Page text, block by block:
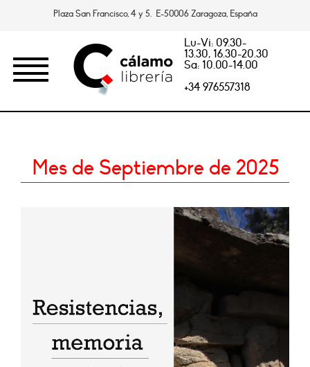
Plaza San Francisco, 4 y 5. E-50006 Zaragoza, España
Lu-Vi: 09.30-
13.30, 16.30-20.30
Sa: 10.00-14.00
+34 976557318
Mes de Septiembre de 2025